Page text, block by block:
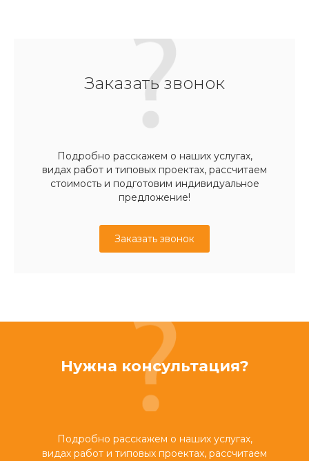
Заказать звонок
Подробно расскажем о наших услугах,
видах работ и типовых проектах, рассчитаем
стоимость и подготовим индивидуальное
предложение!
Заказать звонок
Нужна консультация?
Подробно расскажем о наших услугах,
видах работ и типовых проектах, рассчитаем